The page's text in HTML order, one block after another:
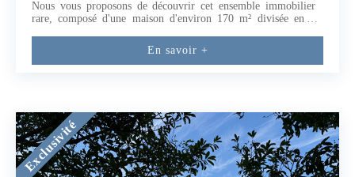
Nous vous proposons de découvrir cet ensemble immobilier
rare, composé d'une maison d'environ 170 m² divisée en 7
à seulement 50 mètres de la plage. Cette propriété bénéficie
d'une situation unique entre la mer et des champs paisibles où
unité est équipée d'une cuisine moderne et de sanitaires neufs,
offrant ainsi un confort optimal pour les futurs occupants.Ce
bien est une véritable opportunité pour les investisseurs, avec
un fort potentiel de rentabilité grâce à des possibilités de
location variées : saisonnière, étudiante, bail mobilité ou à
En savoir +
Exclusivité